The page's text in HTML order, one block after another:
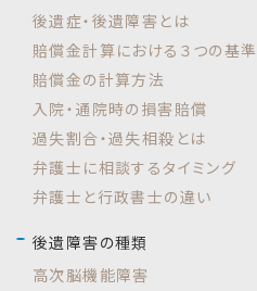
後遺症・後遺障害とは
賠償金計算における３つの基準
賠償金の計算方法
入院・通院時の損害賠償
過失割合・過失相殺とは
弁護士に相談するタイミング
弁護士と行政書士の違い
後遺障害の種類
高次脳機能障害